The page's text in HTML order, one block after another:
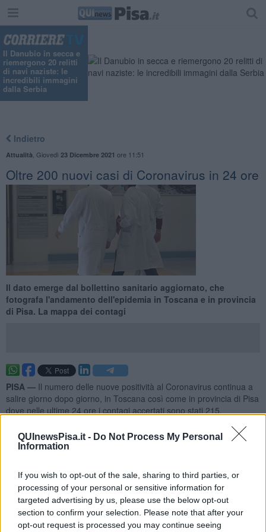
QUInewsPisa.it - Do Not Process My Personal
Information
If you wish to opt-out of the sale, sharing to third parties, or
processing of your personal or sensitive information for
targeted advertising by us, please use the below opt-out
section to confirm your selection. Please note that after your
opt-out request is processed you may continue seeing
Il Danubio in secca e
riemergono 20 relitti
di navi naziste: le
incredibili immagini
dalla Serbia
Indietro
Attualità Giovedì 23 Dicembre 2021 ore 11:51
Oltre 200 nuovi casi di Coronavirus in 24 ore
Il dato emerge dal bollettino sanitario aggiornato, che
fotografa l'andamento dell'epidemia in Toscana e in provincia
di Pisa. La mappa dei contagi
PISA — Il numero delle nuove positività al Coronavirus continua a
salire giorno dopo giorno, in Toscana così come in provincia di Pisa
dove nelle ultime 24 ore i contagi accertati sono stati 215.
Il dato emerge dal report sanitario aggiornato, che fotografa
l'andamento dell'epidemia e dalla mappa dei nuovi contagi.
Questa la provenienza dei 215 casi odierni:
- area pisana, 90 casi: Vicopisano 10, Crespina Lorenzana 4,
Santa Luce 1, San Giuliano Terme 17, Pisa 39, Cascina 17,
Vecchiano 2